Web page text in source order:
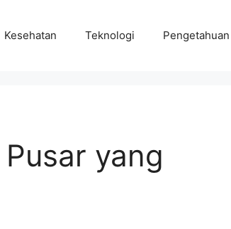
Kesehatan Teknologi Pengetahuan
yang